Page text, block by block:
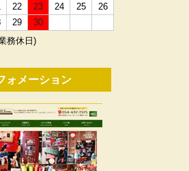
22 23 24 25
26
29
30
務休日)
ォメーション